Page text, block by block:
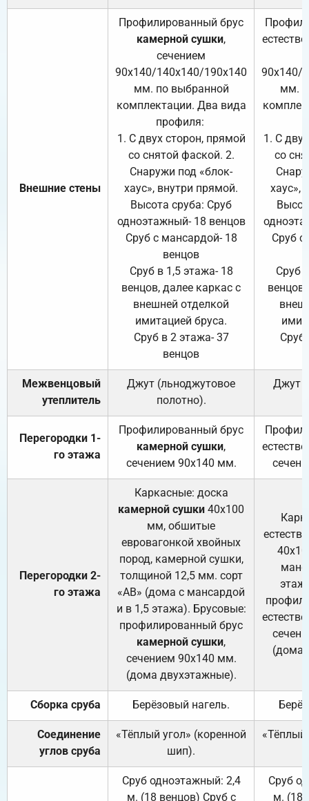
Внешние стены
Профилированный брус
камерной сушки,
сечением
90х140/140х140/190х140
мм. по выбранной
комплектации. Два вида
профиля:
1. С двух сторон, прямой
со снятой фаской. 2.
Снаружи под «блок-
хаус», внутри прямой.
Высота сруба: Сруб
одноэтажный- 18 венцов
Сруб с мансардой- 18
венцов
Сруб в 1,5 этажа- 18
венцов, далее каркас с
внешней отделкой
имитацией бруса.
Сруб в 2 этажа- 37
венцов
90х140/
мм.
1. С
со
хаус»,
Сруб с
Сруб
Сруб
Межвенцовый
утеплитель
Джут (льноджутовое
полотно).
Джут
Перегородки 1-
го этажа
Профилированный брус
камерной сушки,
сечением 90х140 мм.
Перегородки 2-
го этажа
Каркасные: доска
камерной сушки 40х100
мм, обшитые
евровагонкой хвойных
пород, камерной сушки,
толщиной 12,5 мм. сорт
«АВ» (дома с мансардой
и в 1,5 этажа). Брусовые:
профилированный брус
камерной сушки,
сечением 90х140 мм.
(дома двухэтажные).
(дома
Сборка сруба Берёзовый нагель.
Соединение
углов сруба
«Тёплый угол» (коренной
шип).
«Тёплый
Сруб одноэтажный: 2,4
м. (18 венцов) Сруб с
Сруб
м. (18